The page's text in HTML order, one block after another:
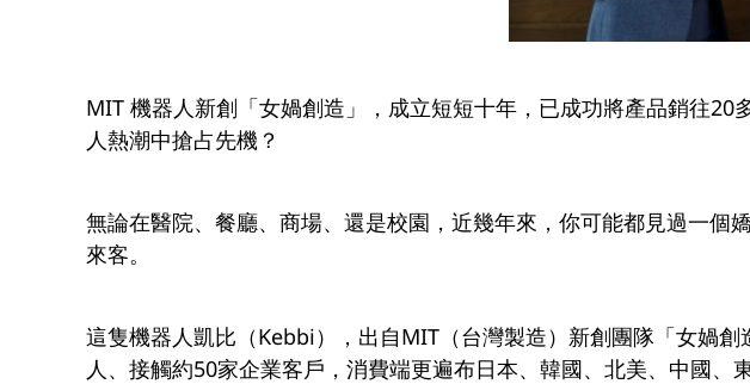
MIT 機器人新創「女媧創造」，成立短短十年，已成功將產品銷往
人熱潮中搶占先機？
無論在醫院、餐廳、商場、還是校園，近幾年來，你可能都見過一
來客。
這隻機器人凱比（Kebbi），出自MIT（台灣製造）新創團隊「女媧
人、接觸約50家企業客戶，消費端更遍布日本、韓國、北美、中國、